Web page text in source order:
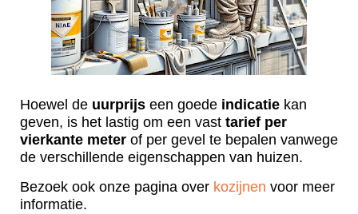
Hoewel de uurprijs een goede indicatie kan
geven, is het lastig om een vast tarief per
vierkante meter of per gevel te bepalen vanwege
de verschillende eigenschappen van huizen.
Bezoek ook onze pagina over kozijnen voor meer
informatie.